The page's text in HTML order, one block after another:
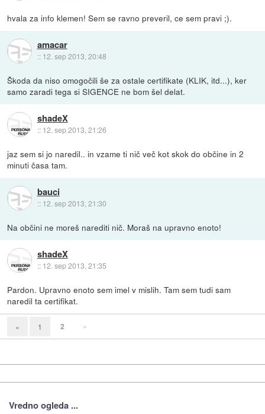
hvala za info klemen! Sem se ravno preveril, ce sem pravi ;).
amacar
:: 12. sep 2013, 20:48
Škoda da niso omogočili še za ostale certifikate (KLIK, itd...), ker
samo zaradi tega si SIGENCE ne bom šel delat.
shadeX
:: 12. sep 2013, 21:26
jaz sem si jo naredil.. in vzame ti nič več kot skok do občine in 2
minuti časa tam.
bauci
:: 12. sep 2013, 21:30
Na občini ne moreš narediti nič. Moraš na upravno enoto!
shadeX
:: 12. sep 2013, 21:35
Pardon. Upravno enoto sem imel v mislih. Tam sem tudi sam
naredil ta certifikat.
« 1 2 »
Vredno ogleda ...